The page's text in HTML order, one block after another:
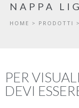
NAPPA
HOME > PRODOTTI >
PER
DEVI